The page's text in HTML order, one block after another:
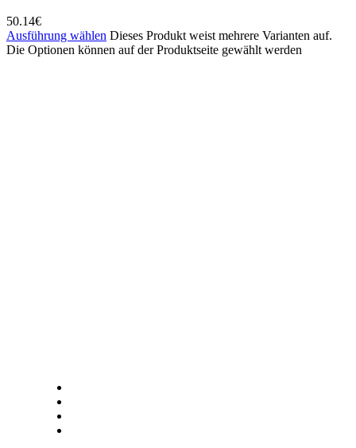
50.14€
Ausführung wählen Dieses Produkt weist mehrere Varianten auf.
Die Optionen können auf der Produktseite gewählt werden